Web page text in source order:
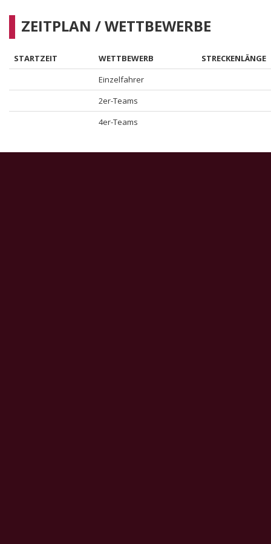
ZEITPLAN / WETTBEWERBE
STARTZEIT WETTBEWERB
STRECKENLÄNGE
Einzelfahrer
2er-Teams
4er-Teams